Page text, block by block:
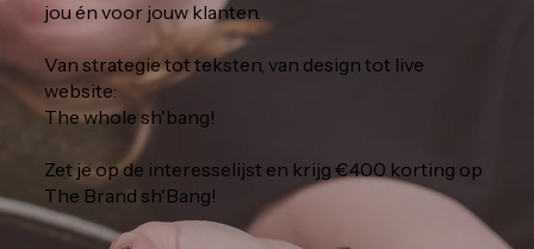
jou én voor jouw klanten.
Van strategie tot teksten, van design tot live
website:
The whole sh'bang!
Zet je op de interesselijst en krijg €400 korting op
The Brand sh'Bang!